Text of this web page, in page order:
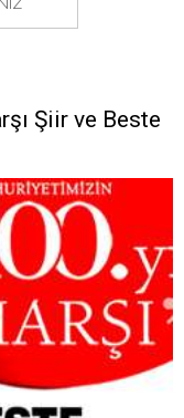
Şiir ve Beste